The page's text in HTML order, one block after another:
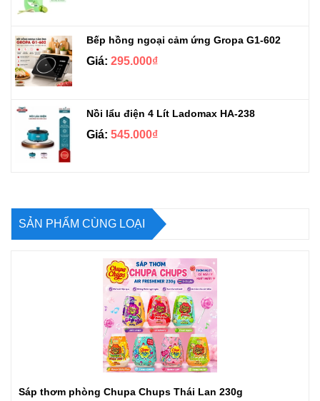
Bếp hồng ngoại cảm ứng Gropa G1-602
Giá: 295.000₫
Nồi lẩu điện 4 Lít Ladomax HA-238
Giá: 545.000₫
SẢN PHẨM CÙNG LOẠI
Sáp thơm phòng Chupa Chups Thái Lan 230g